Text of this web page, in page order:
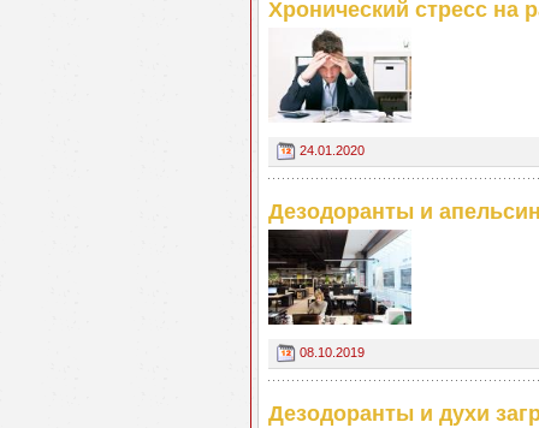
Хронический стресс на
24.01.2020
Дезодоранты и
08.10.2019
Дезодоранты и духи